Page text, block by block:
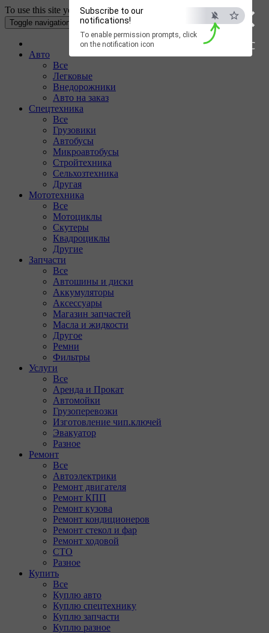
×
ESC
Subscribe to our
notifications!
To enable permission prompts, click
on the notification icon
To use this site your Internet browser must have Cookies enabled.
Toggle navigation
Авто
Все
Легковые
Внедорожники
Авто на заказ
Спецтехника
Все
Грузовики
Автобусы
Микроавтобусы
Стройтехника
Сельхозтехника
Другая
Мототехника
Все
Мотоциклы
Скутеры
Квадроциклы
Другие
Запчасти
Все
Автошины и диски
Аккумуляторы
Аксессуары
Магазин запчастей
Масла и жидкости
Другое
Ремни
Фильтры
Услуги
Все
Аренда и Прокат
Автомойки
Грузоперевозки
Изготовление чип.ключей
Эвакуатор
Разное
Ремонт
Все
Автоэлектрики
Ремонт двигателя
Ремонт КПП
Ремонт кузова
Ремонт кондиционеров
Ремонт стекол и фар
Ремонт ходовой
СТО
Разное
Купить
Все
Куплю авто
Куплю спецтехнику
Куплю запчасти
Куплю разное